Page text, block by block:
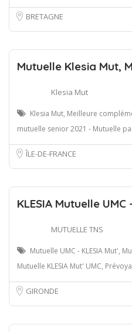
BRETAGNE
Mutuelle Klesia Mut,
Klesia Mut
Klesia Mut, Meilleure
mutuelle senior 2021 - Mutuelle
ÎLE-DE-FRANCE
KLESIA Mutuelle UMC
MUTUELLE TNS
Mutuelle UMC - KLESIA Mut',
Mutuelle KLESIA Mut' UMC,
GIRONDE